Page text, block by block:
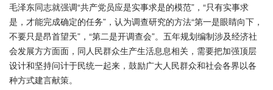
毛泽东同志就强调“共产党员应是实事求是的模范”，“只有实事求
是，才能完成确定的任务”，认为调查研究的方法“第一是眼睛向下，
不要只是昂首望天”，“第二是开调查会”。五年规划编制涉及经济社
会发展方方面面，同人民群众生产生活息息相关，需要把加强顶层
设计和坚持问计于民统一起来，鼓励广大人民群众和社会各界以各
种方式建言献策。